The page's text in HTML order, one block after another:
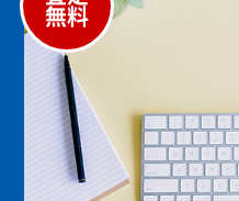
無料